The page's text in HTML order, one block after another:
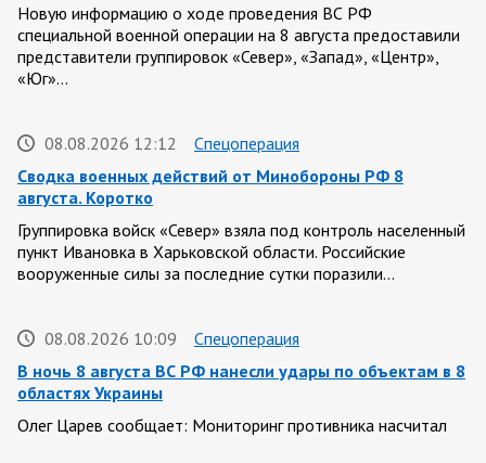
Новую информацию о ходе проведения ВС РФ
специальной военной операции на 8 августа предоставили
представители группировок «Север», «Запад», «Центр»,
«Юг»…
08.08.2026 12:12
Спецоперация
Сводка военных действий от Минобороны РФ 8
августа. Коротко
Группировка войск «Север» взяла под контроль населенный
пункт Ивановка в Харьковской области. Российские
вооруженные силы за последние сутки поразили…
08.08.2026 10:09
Спецоперация
В ночь 8 августа ВС РФ нанесли удары по объектам в 8
областях Украины
Олег Царев сообщает: Мониторинг противника насчитал